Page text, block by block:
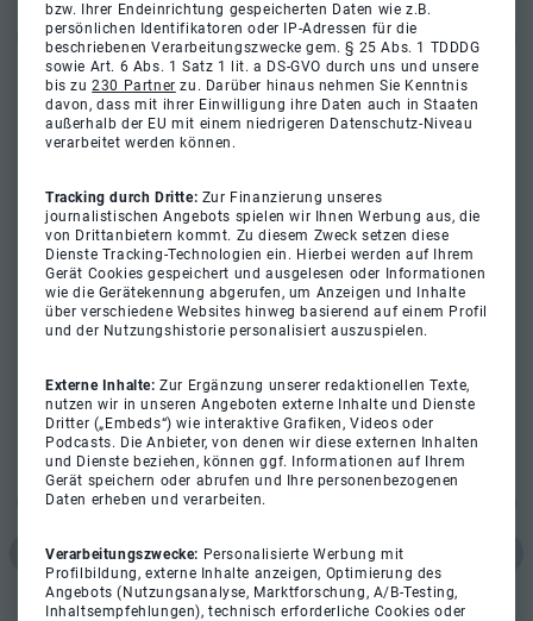
bzw. Ihrer Endeinrichtung gespeicherten Daten wie z.B.
persönlichen Identifikatoren oder IP-Adressen für die
beschriebenen Verarbeitungszwecke gem. § 25 Abs. 1 TDDDG
sowie Art. 6 Abs. 1 Satz 1 lit. a DS-GVO durch uns und unsere
bis zu230 Partner zu. Darüber hinaus nehmen Sie Kenntnis
davon, dass mit ihrer Einwilligung ihre Daten auch in Staaten
außerhalb der EU mit einem niedrigeren Datenschutz-Niveau
verarbeitet werden können.
Tracking durch Dritte: Zur Finanzierung unseres
journalistischen Angebots spielen wir Ihnen Werbung aus, die
von Drittanbietern kommt. Zu diesem Zweck setzen diese
Dienste Tracking-Technologien ein. Hierbei werden auf Ihrem
Gerät Cookies gespeichert und ausgelesen oder Informationen
wie die Gerätekennung abgerufen, um Anzeigen und Inhalte
über verschiedene Websites hinweg basierend auf einem Profil
und der Nutzungshistorie personalisiert auszuspielen.
Externe Inhalte:Zur Ergänzung unserer redaktionellen Texte,
nutzen wir in unseren Angeboten externe Inhalte und Dienste
Dritter („Embeds“) wie interaktive Grafiken, Videos oder
Podcasts. Die Anbieter, von denen wir diese externen Inhalten
und Dienste beziehen, können ggf. Informationen auf Ihrem
Gerät speichern oder abrufen und Ihre personenbezogenen
Daten erheben und verarbeiten.
Verarbeitungszwecke: Personalisierte Werbung mit
Profilbildung, externe Inhalte anzeigen, Optimierung des
Angebots (Nutzungsanalyse, Marktforschung, A/B-Testing,
Inhaltsempfehlungen), technisch erforderliche Cookies oder